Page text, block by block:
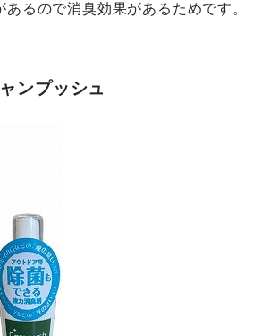
るので消臭効果があるためです。
ンプッシュ